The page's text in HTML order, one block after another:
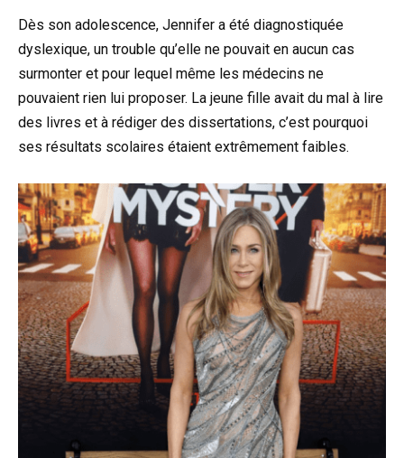
Dès son adolescence, Jennifer a été diagnostiquée
dyslexique, un trouble qu’elle ne pouvait en aucun cas
surmonter et pour lequel même les médecins ne
pouvaient rien lui proposer. La jeune fille avait du mal à lire
des livres et à rédiger des dissertations, c’est pourquoi
ses résultats scolaires étaient extrêmement faibles.